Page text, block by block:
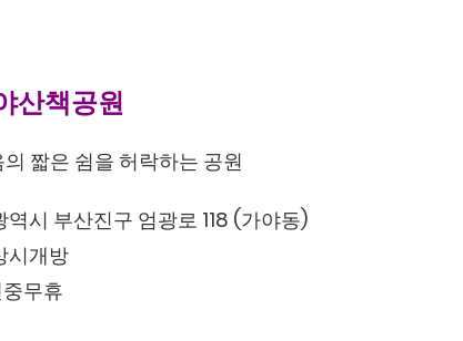
산책공원
짧은 쉼을 허락하는 공원
역시 부산진구 엄광로 118 (가야동)
시개방
무휴